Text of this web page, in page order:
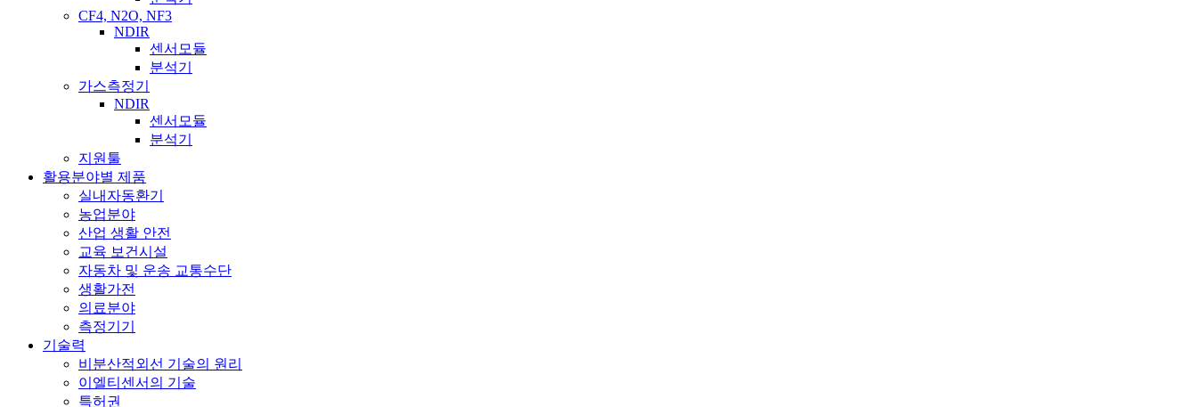
CF4, N2O, NF3
NDIR
센서모듈
분석기
가스측정기
NDIR
센서모듈
분석기
지원툴
활용분야별 제품
실내자동환기
농업분야
산업 생활 안전
교육 보건시설
자동차 및 운송 교통수단
생활가전
의료분야
측정기기
기술력
비분산적외선 기술의 원리
이엘티센서의 기술
특허권